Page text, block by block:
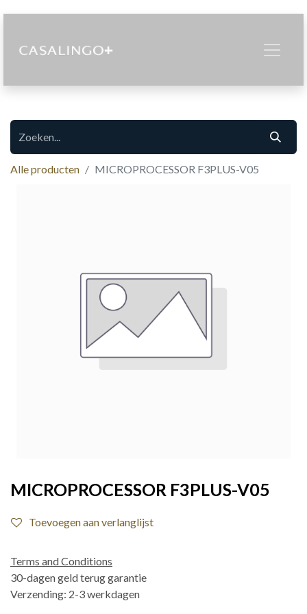
Alle producten MICROPROCESSOR F3PLUS-V05
MICROPROCESSOR F3PLUS-V05
Toevoegen aan verlanglijst
Terms and Conditions
30-dagen geld terug garantie
Verzending: 2-3 werkdagen